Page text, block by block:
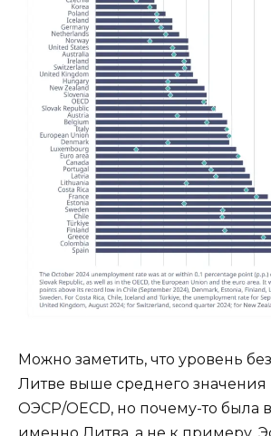
Можно заметить, что уровень
Литве выше среднего значения
ОЭСР/OECD, но почему-то была
именно Литва, а не к примеру,